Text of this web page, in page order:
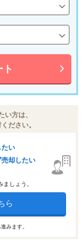
い方は、
ださい。
たい
却したい
しょう。
ら
みます。